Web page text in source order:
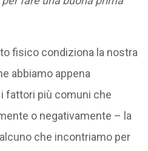
fisico condiziona la nostra
abbiamo appena
fattori più comuni che
o negativamente – la
che incontriamo per